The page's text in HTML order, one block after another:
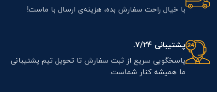
با خیال راحت سفارش بده، هزینه‌ی ارسال با ماست!
پشتیبانی 7/24.
پاسخگویی سریع از ثبت سفارش تا تحویل تیم پشتیبانی
ما همیشه کنار شماست.